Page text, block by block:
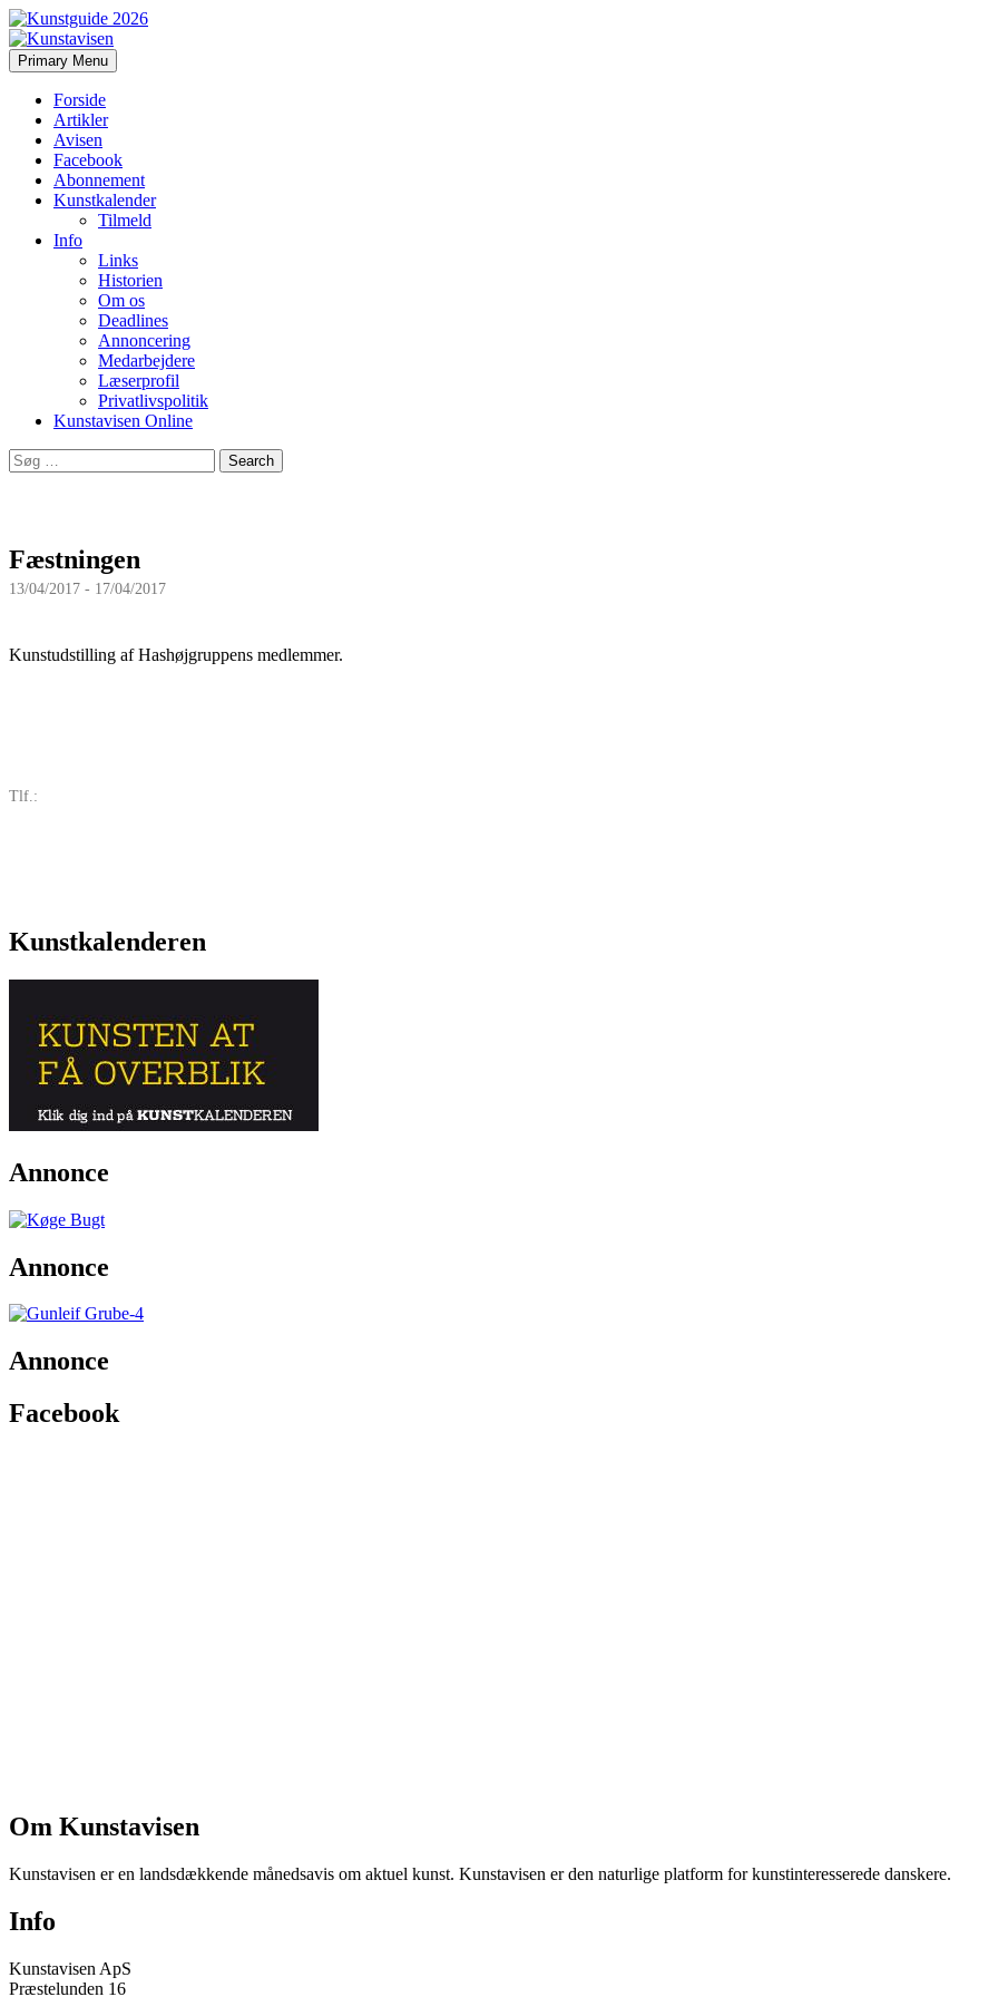
Kunstavisen
Search
Primary Menu Skip
to
Forside
Artikler
Avisen
Facebook
Abonnement
Kunstkalender
Tilmeld
Info
Links
Historien
Om os
Deadlines
Annoncering
Medarbejdere
Læserprofil
Privatlivspolitik
Kunstavisen Online
Search
for:
Fæstningen
13/04/2017 - 17/04/2017
Kunstudstilling af Hashøjgruppens medlemmer.
Tlf.:
Kunstkalenderen
Annonce
Annonce
Annonce
Facebook
Om Kunstavisen
Kunstavisen er en landsdækkende månedsavis om aktuel kunst. Kunstavisen er den naturlige platform for kunstinteresserede danskere.
Info
Kunstavisen ApS
Præstelunden 16